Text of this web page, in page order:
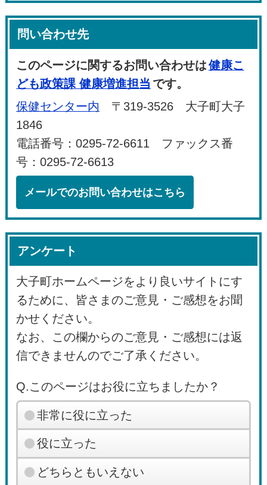
問い合わせ先
このページに関するお問い合わせは健康こ
ども政策課 健康増進担当 です。
保健センター内 〒319-3526 大子町大子
1846
電話番号：0295-72-6611 ファックス番
号：0295-72-6613
メールでのお問い合わせはこちら
アンケート
大子町ホームページをより良いサイトにす
るために、皆さまのご意見・ご感想をお聞
かせください。
なお、この欄からのご意見・ご感想には返
信できませんのでご了承ください。
Q.このページはお役に立ちましたか？
非常に役に立った
役に立った
どちらともいえない